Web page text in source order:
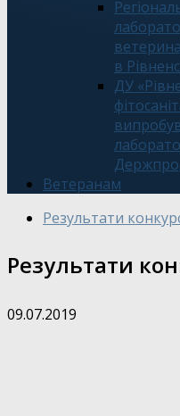
в
ДУ
Ветеранам
Результати
Результати
09.07.2019